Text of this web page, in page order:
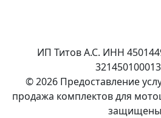
ИП Титов А.С. ИНН
© 2026 Предоставление
продажа комплектов для